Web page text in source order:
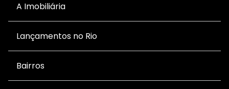
A Imobiliária
Lançamentos no Rio
Bairros